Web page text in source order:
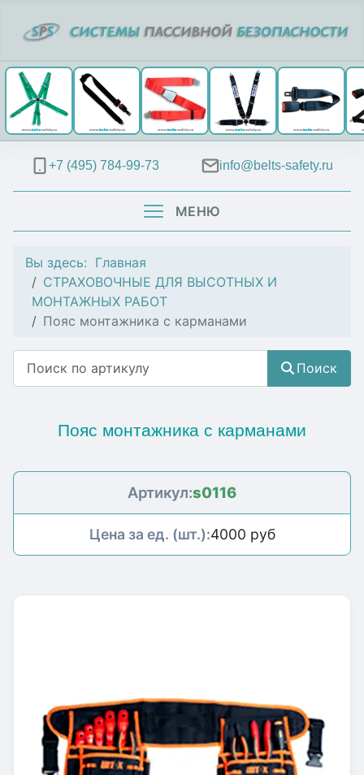
+7 (495) 784-99-73 info@belts-safety.ru
МЕНЮ
Вы здесь: Главная
СТРАХОВОЧНЫЕ ДЛЯ ВЫСОТНЫХ И
МОНТАЖНЫХ РАБОТ
Пояс монтажника с карманами
Поиск
Пояс монтажника с карманами
Артикул:s0116
Цена за ед. (шт.):4000 руб